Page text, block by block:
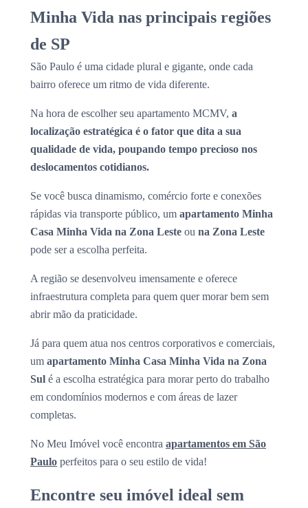
Minha Vida nas principais regiões
de SP
São Paulo é uma cidade plural e gigante, onde cada
bairro oferece um ritmo de vida diferente.
Na hora de escolher seu apartamento MCMV, a
localização estratégica é o fator que dita a sua
qualidade de vida, poupando tempo precioso nos
deslocamentos cotidianos.
Se você busca dinamismo, comércio forte e conexões
rápidas via transporte público, um apartamento Minha
Casa Minha Vida na Zona Leste ou na Zona Leste
pode ser a escolha perfeita.
A região se desenvolveu imensamente e oferece
infraestrutura completa para quem quer morar bem sem
abrir mão da praticidade.
Já para quem atua nos centros corporativos e comerciais,
um apartamento Minha Casa Minha Vida na Zona
Sul é a escolha estratégica para morar perto do trabalho
em condomínios modernos e com áreas de lazer
completas.
No Meu Imóvel você encontra apartamentos em São
Paulo perfeitos para o seu estilo de vida!
Encontre seu imóvel ideal sem